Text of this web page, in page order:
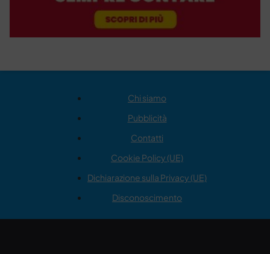
Chi siamo
Pubblicità
Contatti
Cookie Policy (UE)
Dichiarazione sulla Privacy (UE)
Disconoscimento